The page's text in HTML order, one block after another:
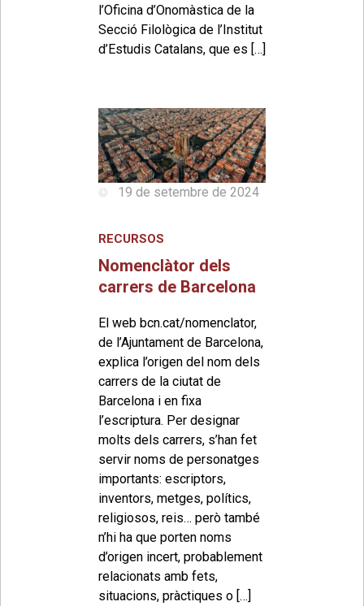
l’Oficina d’Onomàstica de la
Secció Filològica de l’Institut
d’Estudis Catalans, que es […]
19 de setembre de 2024
RECURSOS
Nomenclàtor dels
carrers de Barcelona
El web bcn.cat/nomenclator,
de l’Ajuntament de Barcelona,
explica l’origen del nom dels
carrers de la ciutat de
Barcelona i en fixa
l’escriptura. Per designar
molts dels carrers, s’han fet
servir noms de personatges
importants: escriptors,
inventors, metges, polítics,
religiosos, reis… però també
n’hi ha que porten noms
d’origen incert, probablement
relacionats amb fets,
situacions, pràctiques o […]